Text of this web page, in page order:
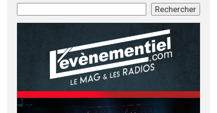
Rechercher